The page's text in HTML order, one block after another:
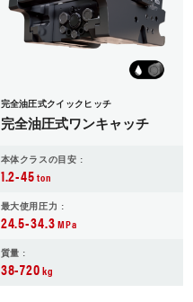
完全油圧式クイックヒッチ
完全油圧式ワンキャッチ
本体クラスの目安 :
1.2-45ton
最大使用圧力 :
24.5-34.3MPa
質量 :
38-720kg